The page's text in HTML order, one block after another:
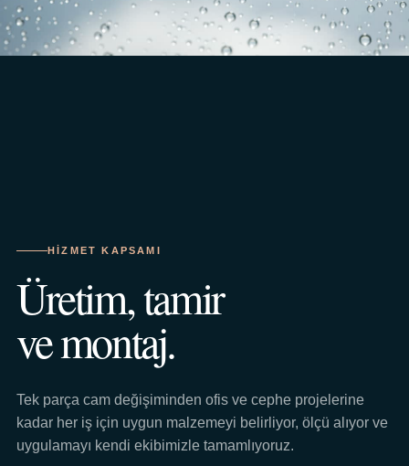
HIZMET KAPSAMI
Üretim, tamir
ve montaj.
Tek parça cam değişiminden ofis ve cephe projelerine
kadar her iş için uygun malzemeyi belirliyor, ölçü alıyor ve
uygulamayı kendi ekibimizle tamamlıyoruz.